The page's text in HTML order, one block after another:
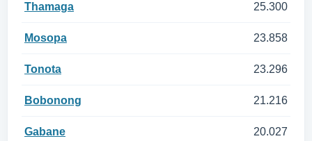
Thamaga 25.300
Mosopa 23.858
Tonota 23.296
Bobonong 21.216
Gabane 20.027